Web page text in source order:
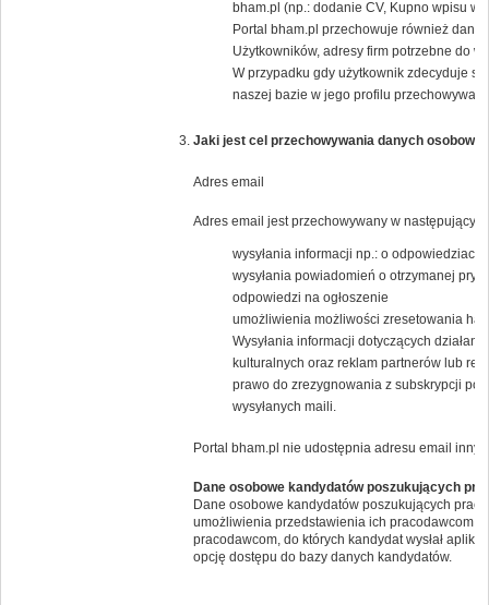
bham.pl (np.: dodanie CV, Kupno wpisu w
Portal bham.pl przechowuje również dane
Użytkowników, adresy firm potrzebne do
W przypadku gdy użytkownik zdecyduje
naszej bazie w jego profilu
Jaki jest cel przechowywania danych
Adres email
Adres email jest przechowywany w następującym
wysyłania informacji np.: o
wysyłania powiadomień o otrzymanej
odpowiedzi na ogłoszenie
umożliwienia możliwości zresetowania
Wysyłania informacji dotyczących
kulturalnych oraz reklam partnerów lub
prawo do zrezygnowania z subskrypcji
wysyłanych maili.
Portal bham.pl nie udostępnia adresu email
Dane osobowe kandydatów poszukujących
Dane osobowe kandydatów poszukujących
umożliwienia przedstawienia ich pracodawcom.
pracodawcom, do których kandydat wysłał
opcję dostępu do bazy danych kandydatów.